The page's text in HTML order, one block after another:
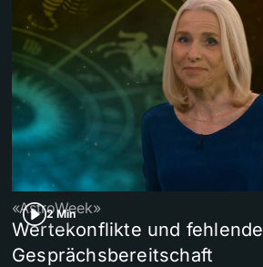
2 Min
«AstroWeek»
Wertekonflikte und fehlende
Gesprächsbereitschaft